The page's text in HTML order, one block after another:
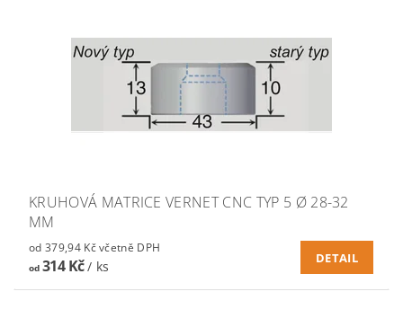
KRUHOVÁ MATRICE VERNET CNC TYP 5 Ø 28-32
MM
od 379,94 Kč včetně DPH
od314 Kč/ ks
DETAIL